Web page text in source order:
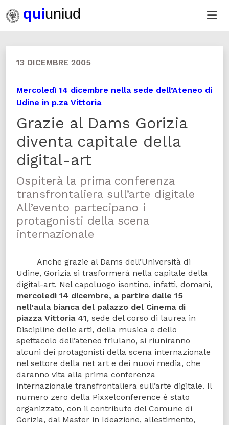
13 DICEMBRE 2005
Mercoledì 14 dicembre nella sede dell’Ateneo di
Udine in p.za Vittoria
Grazie al Dams Gorizia
diventa capitale della
digital-art
Ospiterà la prima conferenza
transfrontaliera sull’arte digitale
All’evento partecipano i
protagonisti della scena
internazionale
Anche grazie al Dams dell’Università di
Udine, Gorizia si trasformerà nella capitale della
digital-art. Nel capoluogo isontino, infatti, domani,
mercoledì 14 dicembre, a partire dalle 15
nell’aula bianca del palazzo del Cinema di
piazza Vittoria 41, sede del corso di laurea in
Discipline delle arti, della musica e dello
spettacolo dell’ateneo friulano, si riuniranno
alcuni dei protagonisti della scena internazionale
nel settore della net art e dei nuovi media, che
daranno vita alla prima conferenza
internazionale transfrontaliera sull’arte digitale. Il
numero zero della Pixxelconference è stato
organizzato, con il contributo del Comune di
Gorizia, dal Master in Ideazione, allestimento,